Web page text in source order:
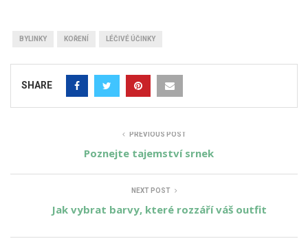
BYLINKY KOŘENÍ LÉČIVÉ ÚČINKY
SHARE
PREVIOUS POST
Poznejte tajemství srnek
NEXT POST
Jak vybrat barvy, které rozzáří váš outfit